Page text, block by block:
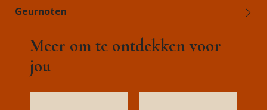
Geurnoten
Meer om te ontdekken voor
jou